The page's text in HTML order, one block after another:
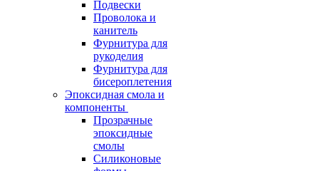
Подвески
Проволока и
канитель
Фурнитура для
рукоделия
Фурнитура для
бисероплетения
Эпоксидная смола и
компоненты
Прозрачные
эпоксидные
смолы
Силиконовые